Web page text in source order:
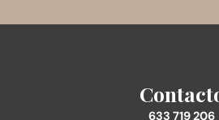
633 719 206